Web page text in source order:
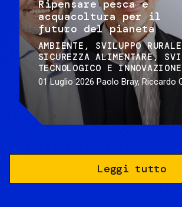
Ripensare pesca e
acquacoltura per il
futuro del pianeta
AMBIENTE
SVILUPPO
SICUREZZA ALIMENTARE
TECNOLOGICO E INNOVAZIONE
01 Luglio 2026 Paolo Bray, Riccardo
Leggi tutto